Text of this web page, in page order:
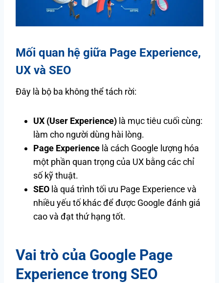
Mối quan hệ giữa Page Experience,
UX và SEO
Đây là bộ ba không thể tách rời:
UX (User Experience) là mục tiêu cuối cùng:
làm cho người dùng hài lòng.
Page Experience là cách Google lượng hóa
một phần quan trọng của UX bằng các chỉ
số kỹ thuật.
SEO là quá trình tối ưu Page Experience và
nhiều yếu tố khác để được Google đánh giá
cao và đạt thứ hạng tốt.
Vai trò của Google Page
Experience trong SEO